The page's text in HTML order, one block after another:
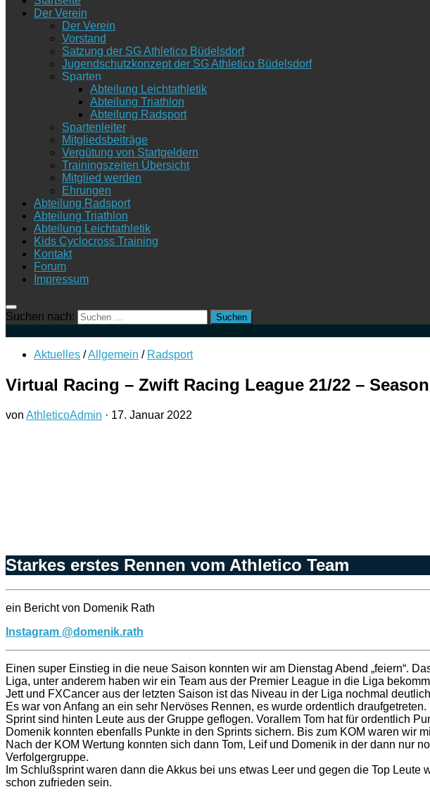
Der Verein
Der Verein
Vorstand
Satzung der SG Athletico Büdelsdorf
Jugendschutzkonzept der SG Athletico Büdelsdorf
Sparten
Abteilung Leichtathletik
Abteilung Triathlon
Abteilung Radsport
Spartenleiter
Mitgliedsbeiträge
Vergütung von Startgeldern
Trainingszeiten Übersicht
Mitglied werden
Ehrungen
Abteilung Radsport
Abteilung Triathlon
Abteilung Leichtathletik
Kids Cyclocross Training
Kontakt
Forum
Impressum
Suchen nach:
Aktuelles /Allgemein / Radsport
Virtual Racing – Zwift Racing League 21/22 –
von AthleticoAdmin · 17. Januar 2022
Starkes erstes Rennen vom Athletico Team
ein Bericht von Domenik Rath
Instagram @domenik.rath
Einen super Einstieg in die neue Saison konnten wir am Dienstag Abend „feiern“.
Liga, unter anderem haben wir ein Team aus der Premier League in die Liga
Jett und FXCancer aus der letzten Saison ist das Niveau in der Liga nochmal
Es war von Anfang an ein sehr Nervöses Rennen, es wurde ordentlich
Sprint sind hinten Leute aus der Gruppe geflogen. Vorallem Tom hat für ordentlich
Domenik konnten ebenfalls Punkte in den Sprints sichern. Bis zum KOM waren wir
Nach der KOM Wertung konnten sich dann Tom, Leif und Domenik in der dann nur
Verfolgergruppe.
Im Schlußsprint waren dann die Akkus bei uns etwas Leer und gegen die Top
schon zufrieden sein.